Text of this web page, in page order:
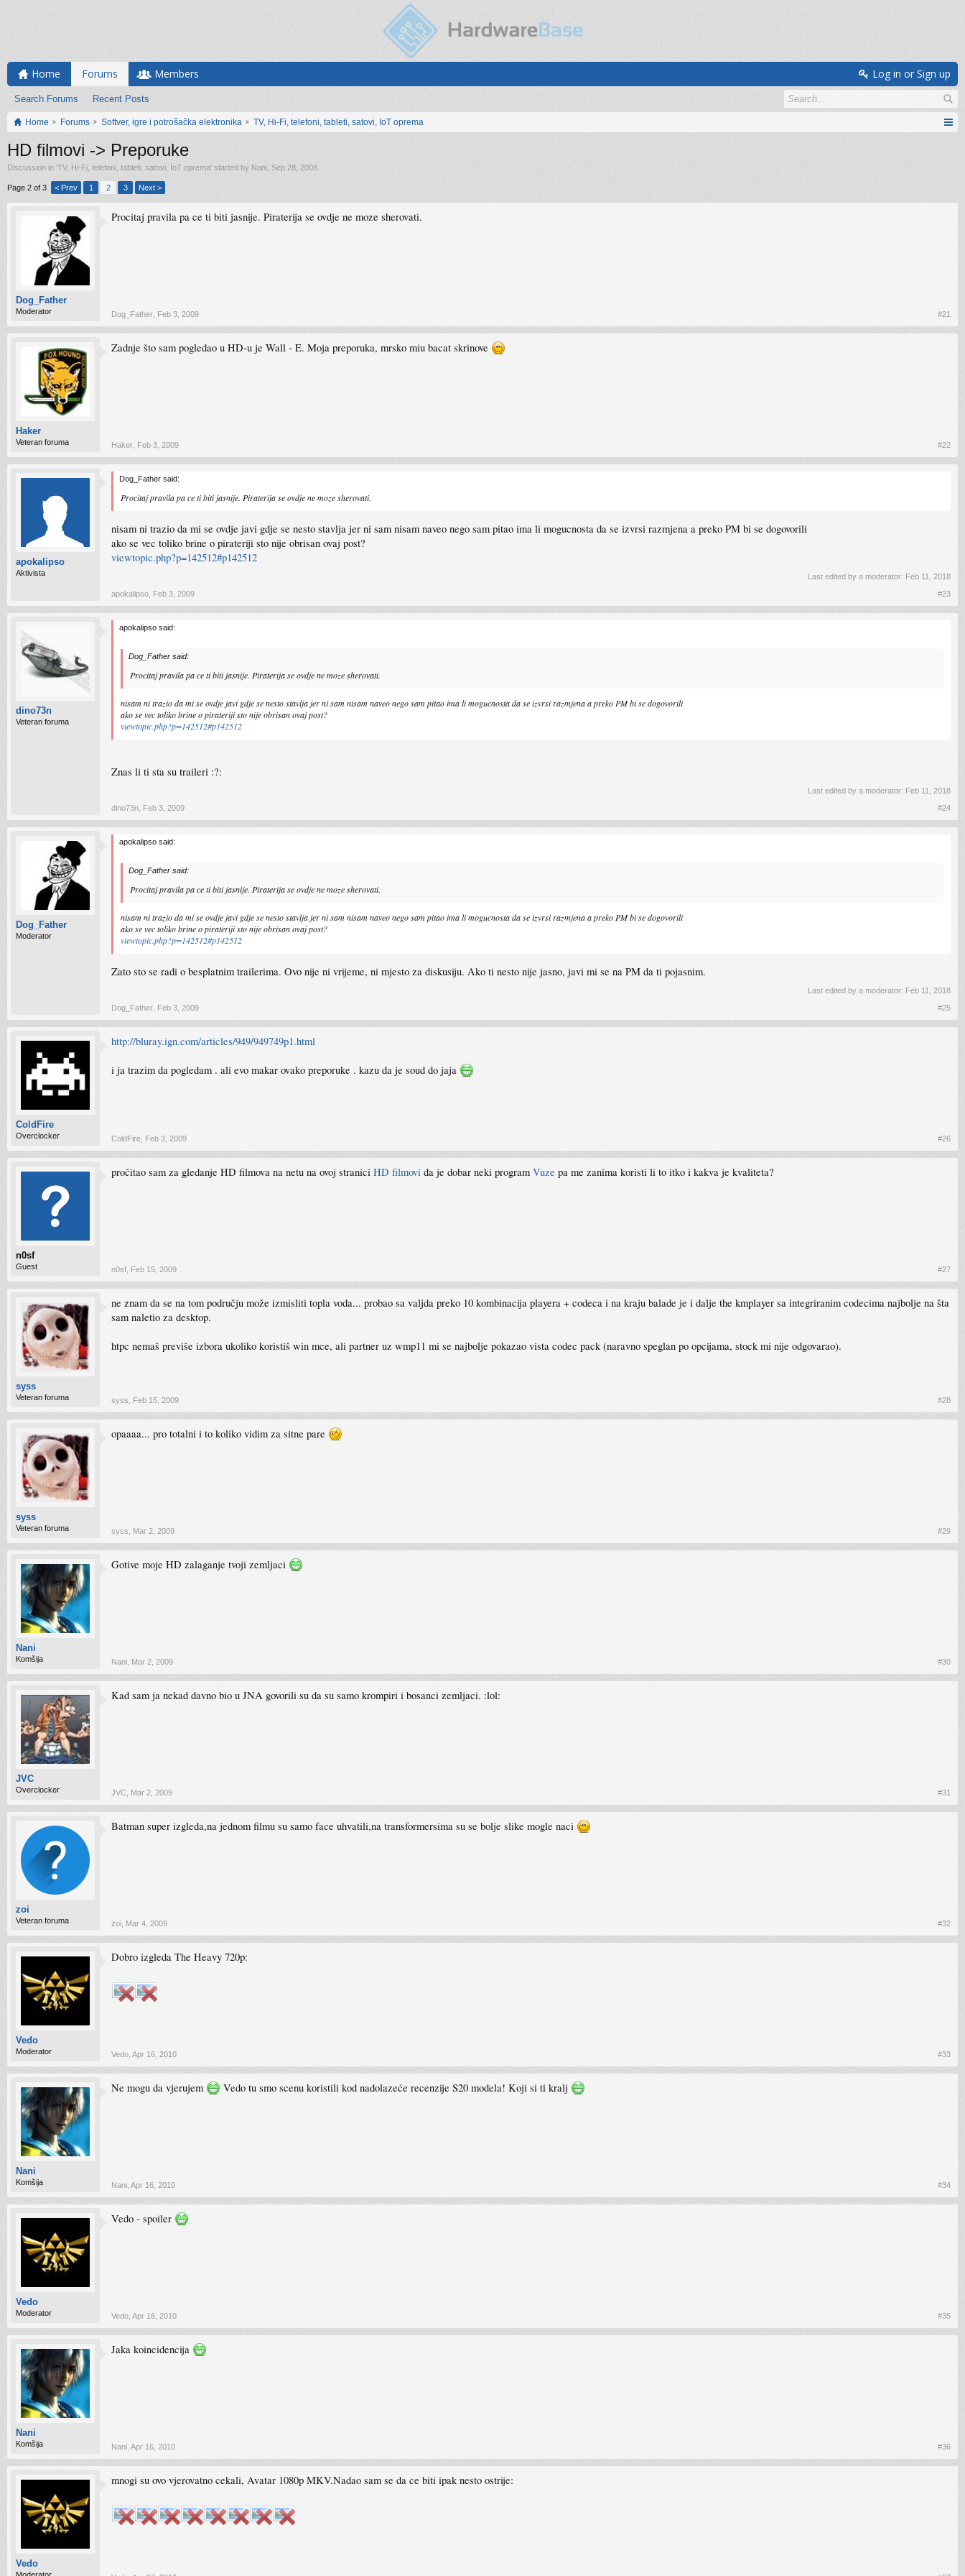
Home Forums
Search Forums Recent Posts
Members Log in or Sign up
Home Forums Softver, igre i potrošačka elektronika TV, Hi-Fi, telefoni, tableti, satovi, IoT oprema
HD filmovi -> Preporuke
Discussion in 'TV, Hi-Fi, telefoni, tableti, satovi, IoT oprema' started by Nani Sep 28, 2008
Page 2 of 3 < Prev 1 2 3 Next >
Dog_Father
Moderator
Procitaj pravila pa ce ti biti jasnije. Piraterija se ovdje ne moze sherovati.
Dog_Father Feb 3, 2009 #21
Haker
Veteran foruma
Zadnje što sam pogledao u HD-u je Wall - E. Moja preporuka, mrsko miu bacat skrinove
Haker Feb 3, 2009 #22
apokalipso
Aktivista
Dog_Father said:
Procitaj pravila pa ce ti biti jasnije. Piraterija se ovdje ne moze sherovati.
nisam ni trazio da mi se ovdje javi gdje se nesto stavlja jer ni sam nisam naveo nego sam pitao ima li mogucnosta da se izvrsi razmjena a preko PM bi se dogovorili
ako se vec toliko brine o pirateriji sto nije obrisan ovaj post?
viewtopic.php?p=142512#p142512
Last edited by a moderator: Feb 11, 2018
apokalipso Feb 3, 2009 #23
dino73n
Veteran foruma
apokalipso said:
Dog_Father said:
Procitaj pravila pa ce ti biti jasnije. Piraterija se ovdje ne moze sherovati.
nisam ni trazio da mi se ovdje javi gdje se nesto stavlja jer ni sam nisam naveo nego sam pitao ima li mogucnosta da se izvrsi razmjena a preko PM bi se dogovorili
ako se vec toliko brine o pirateriji sto nije obrisan ovaj post?
viewtopic.php?p=142512#p142512
Znas li ti sta su traileri :?:
Last edited by a moderator: Feb 11, 2018
dino73n Feb 3, 2009 #24
Dog_Father
Moderator
apokalipso said:
Dog_Father said:
Procitaj pravila pa ce ti biti jasnije. Piraterija se ovdje ne moze sherovati.
nisam ni trazio da mi se ovdje javi gdje se nesto stavlja jer ni sam nisam naveo nego sam pitao ima li mogucnosta da se izvrsi razmjena a preko PM bi se dogovorili
ako se vec toliko brine o pirateriji sto nije obrisan ovaj post?
viewtopic.php?p=142512#p142512
Zato sto se radi o besplatnim trailerima. Ovo nije ni vrijeme, ni mjesto za diskusiju. Ako ti nesto nije jasno, javi mi se na PM da ti pojasnim.
Last edited by a moderator: Feb 11, 2018
Dog_Father Feb 3, 2009 #25
ColdFire
Overclocker
http://bluray.ign.com/articles/949/949749p1.html
i ja trazim da pogledam . ali evo makar ovako preporuke . kazu da je soud do jaja
ColdFire Feb 3, 2009 #26
n0sf
Guest
pročitao sam za gledanje HD filmova na netu na ovoj stranici HD filmovi da je dobar neki program Vuze pa me zanima koristi li to itko i kakva je kvaliteta?
n0sf Feb 15, 2009 #27
syss
Veteran foruma
ne znam da se na tom području može izmisliti topla voda... probao sa valjda preko 10 kombinacija playera + codeca i na kraju balade je i dalje the kmplayer sa integriranim codecima najbolje na šta
sam naletio za desktop.
htpc nemaš previše izbora ukoliko koristiš win mce, ali partner uz wmp11 mi se najbolje pokazao vista codec pack (naravno speglan po opcijama, stock mi nije odgovarao).
syss Feb 15, 2009 #28
syss
Veteran foruma
opaaaa... pro totalni i to koliko vidim za sitne pare
syss Mar 2, 2009 #29
Nani
Komšija
Gotive moje HD zalaganje tvoji zemljaci
Nani Mar 2, 2009 #30
JVC
Overclocker
Kad sam ja nekad davno bio u JNA govorili su da su samo krompiri i bosanci zemljaci. :lol:
JVC Mar 2, 2009 #31
zoi
Veteran foruma
Batman super izgleda,na jednom filmu su samo face uhvatili,na transformersima su se bolje slike mogle naci
zoi Mar 4, 2009 #32
Vedo
Moderator
Dobro izgleda The Heavy 720p:
Vedo Apr 16, 2010 #33
Nani
Komšija
Ne mogu da vjerujem Vedo tu smo scenu koristili kod nadolazeće recenzije S20 modela! Koji si ti kralj
Nani Apr 16, 2010 #34
Vedo
Moderator
Vedo - spoiler
Vedo Apr 16, 2010 #35
Nani
Komšija
Jaka koincidencija
Nani Apr 16, 2010 #36
Vedo
mnogi su ovo vjerovatno cekali, Avatar 1080p MKV.Nadao sam se da ce biti ipak nesto ostrije: